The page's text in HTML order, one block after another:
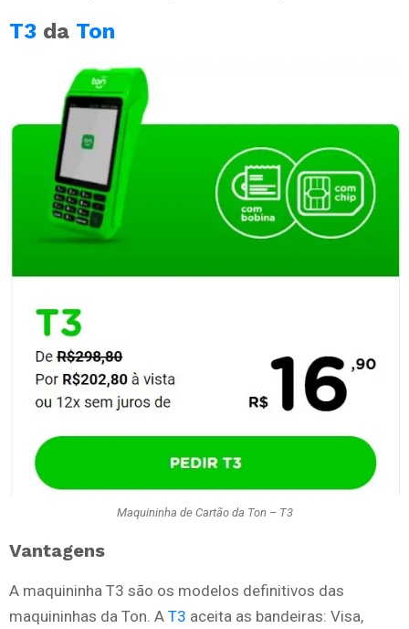
T3 da Ton
Maquininha de Cartão da Ton – T3
Vantagens
A maquininha T3 são os modelos definitivos das
maquininhas da Ton. A T3 aceita as bandeiras: Visa,